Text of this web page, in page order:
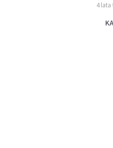
4 lata